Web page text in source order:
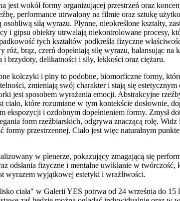
jest wokół formy organizującej przestrzeń oraz
performance utrwalony na filmie oraz sztukę
siłą wyrazu. Płynne, nieokreślone kształty,
i gipsu obiekty utrwalają niekontrolowane procesy,
tych kształtów podkreśla fizyczne
brąz, czerń dopełniają siłę wyrazu, balansując na
brzydoty, delikatności i siły, lekkości oraz ciężaru.
kolczyki i piny to podobne, biomorficzne formy,
zmieniają swój charakter i stają się
jest sposobem wyrażania emocji. Abstrakcyjne
ciało, które rozumiane w tym kontekście dosłownie,
ekspozycji i ozdobnym dopełnieniem formy. Zmysł
form rzeźbiarskich, odgrywa znaczącą rolę.
przestrzennej. Ciało jest więc naturalnym
w plenerze, pokazujący zmagającą się
odsłania fizyczne i mentalne uwikłanie w twórczość,
wyrazem wyjątkowej estetyki i wrażliwości.
ciała" w Galerii YES potrwa od 24 września do 15